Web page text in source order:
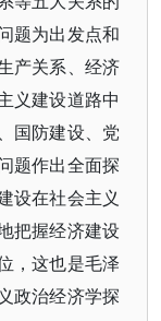
题为出发点和
产关系、经济
义建设道路中
国防建设、党
题作出全面探
设在社会主义
把握经济建设
，这也是毛泽
政治经济学探